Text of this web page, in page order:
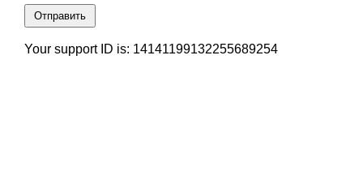
Отправить
Your support ID is: 14141199132255689254